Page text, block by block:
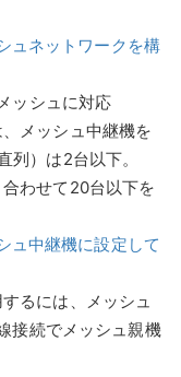
ュネットワークを構
ッシュに対応
メッシュ中継機を
列）は2台以下。
わせて20台以下を
ュ中継機に設定して
るには、メッシュ
接続でメッシュ親機